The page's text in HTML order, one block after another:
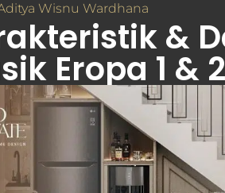
Wisnu Wardhana
&
Eropa 1 &